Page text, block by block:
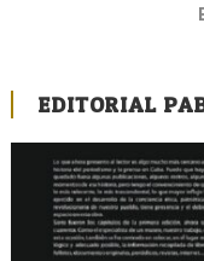
EDITORIAL